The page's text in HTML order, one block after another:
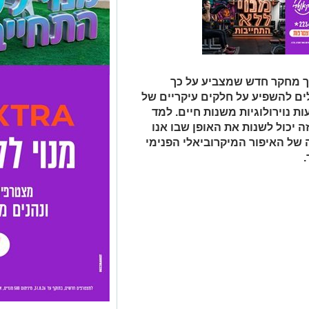
מחקר חדש שמצביע על כך
להשפיע על חלקים עיקריים של
נוירולוגיות משנות חיים. למד
לשנות את האופן שבו אנו
האיפור המיקרוביאלי הפנימי